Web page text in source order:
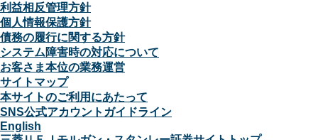
利益相反管理方針
個人情報保護方針
債務の履行に関する方針
システム障害時の対応について
お客さま本位の業務運営
サイトマップ
本サイトのご利用にあたって
SNS公式アカウントガイドライン
English